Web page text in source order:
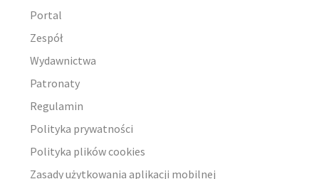
Portal
Zespół
Wydawnictwa
Patronaty
Regulamin
Polityka prywatności
Polityka plików cookies
Zasady użytkowania aplikacji mobilnej